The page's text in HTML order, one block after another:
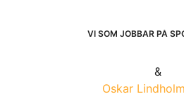
VI SOM JOBBAR PÅ
&
Oskar Lindholm